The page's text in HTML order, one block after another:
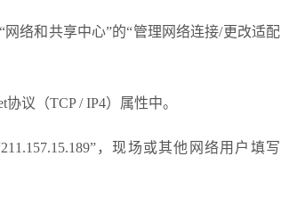
络和共享中心”的“管理网络连接/更改适配
议（TCP / IP4）属性中。
，现场或其他网络用户填写